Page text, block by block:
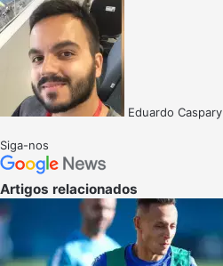
Eduardo Caspary
Siga-nos
Artigos relacionados